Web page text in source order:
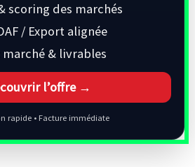
scoring des marchés
/ Export alignée
marché & livrables
l’offre →
rapide • Facture immédiate